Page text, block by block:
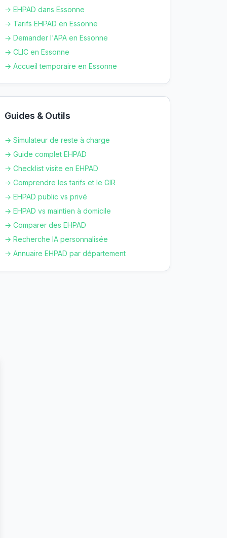
→ EHPAD dans Essonne
→ Tarifs EHPAD en Essonne
→ Demander l'APA en Essonne
→ CLIC en Essonne
→ Accueil temporaire en Essonne
Guides & Outils
→ Simulateur de reste à charge
→ Guide complet EHPAD
→ Checklist visite en EHPAD
→ Comprendre les tarifs et le GIR
→ EHPAD public vs privé
→ EHPAD vs maintien à domicile
→ Comparer des EHPAD
→ Recherche IA personnalisée
→ Annuaire EHPAD par département